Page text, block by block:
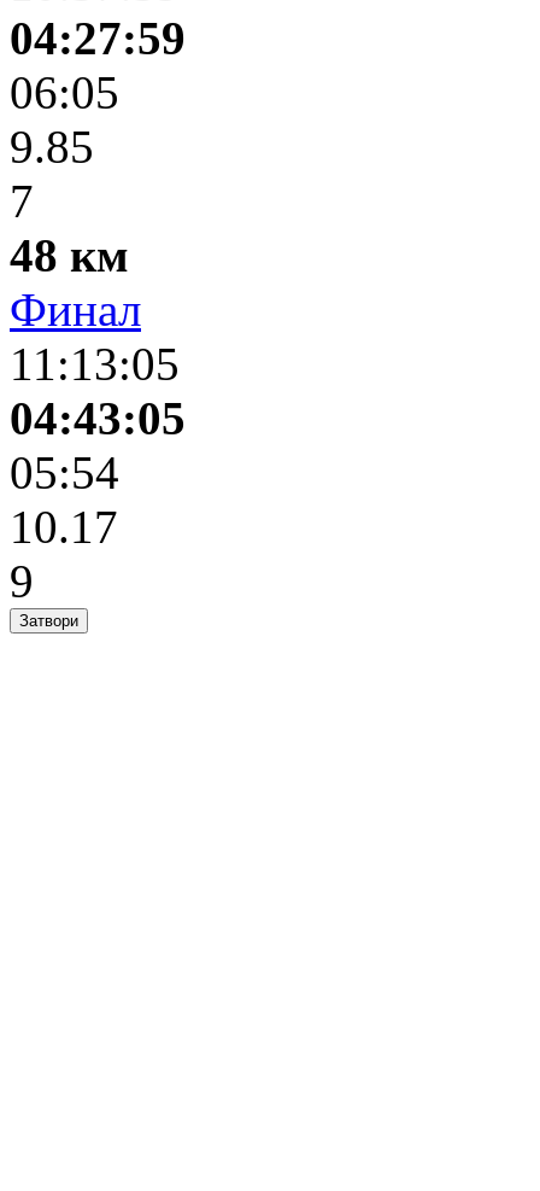
04:27:59
06:05
9.85
7
48 км
Финал
11:13:05
04:43:05
05:54
10.17
9
Затвори